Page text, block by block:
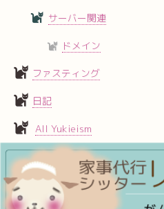
サーバー関連
ドメイン
ファスティング
日記
All Yukieism